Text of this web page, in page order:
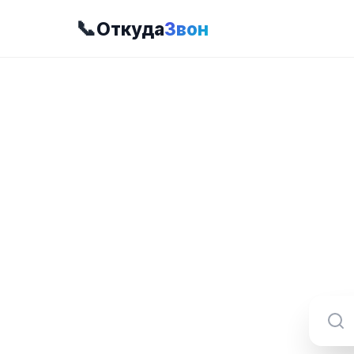
📞ОткудаЗвон